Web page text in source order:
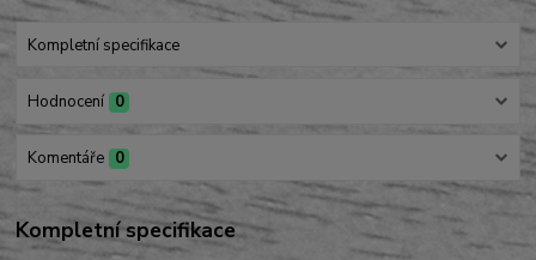
Kompletní specifikace
Hodnocení 0
Komentáře 0
Kompletní specifikace